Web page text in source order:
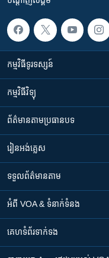
កម្មវិធី​ទូរទស្សន៍
កម្មវិធី​វិទ្យុ
ព័ត៌មាន​តាមប្រធានបទ​
រៀន​​អង់គ្លេស
ទទួល​ព័ត៌មាន​តាម
អំពី​ VOA & ទំនាក់ទំនង
គេហទំព័រ​​ទាក់ទង